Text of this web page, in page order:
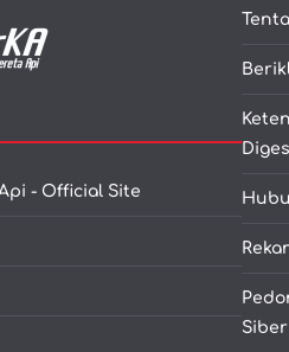
- Official Site
Siber